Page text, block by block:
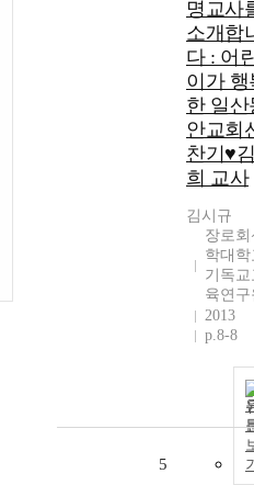
명교사
소개합
다 : 어
이가 행
한 일산
안교회
찬기♥
희 교사
김시규
장로회
학대학
기독교
육연구
2013
p.8-8
5